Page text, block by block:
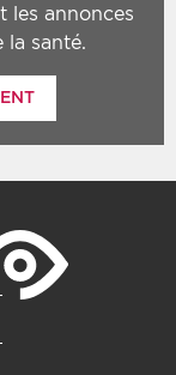
les annonces
la santé.